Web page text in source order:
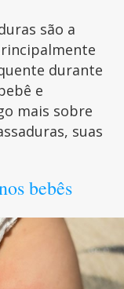
são a
durante
e
mais sobre
suas
bebês